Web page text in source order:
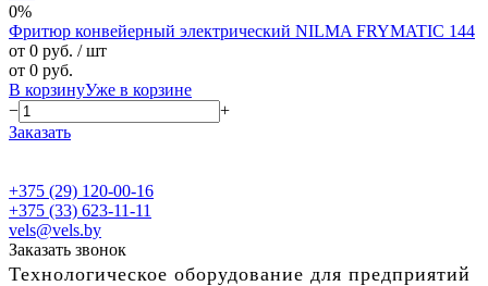
0%
Фритюр конвейерный электрический NILMA FRYMATIC 144
от 0 руб. / шт
от 0 руб.
В корзинуУже в корзине
−
+
Заказать
+375 (29) 120-00-16
+375 (33) 623-11-11
vels@vels.by
Заказать звонок
Технологическое оборудование для предприятий